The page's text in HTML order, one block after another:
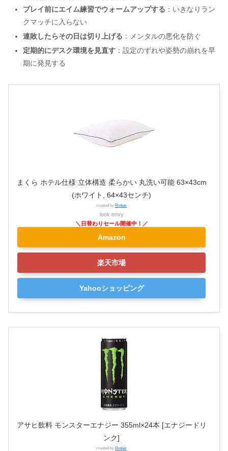
プレイ前にエイム練習でウォームアップする ：いきなりラン
クマッチに入らない
連敗したらその日は切り上げる ：メンタルの悪化を防ぐ
定期的にデスク環境を見直す：設定のずれや姿勢の崩れを早
期に発見する
まくら ホテル仕様 立体構造 柔らかい 丸洗い可能 63×43cm
(ホワイト, 64×43センチ)
created by Rinker
look envy
Amazon
楽天市場
Yahooショッピング
アサヒ飲料 モンスターエナジー 355ml×24本 [エナジードリ
ンク]
created by Rinker